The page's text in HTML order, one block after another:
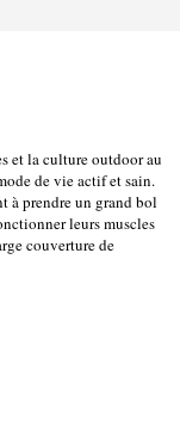
et la culture outdoor au
de vie actif et sain.
à prendre un grand bol
leurs muscles
couverture de